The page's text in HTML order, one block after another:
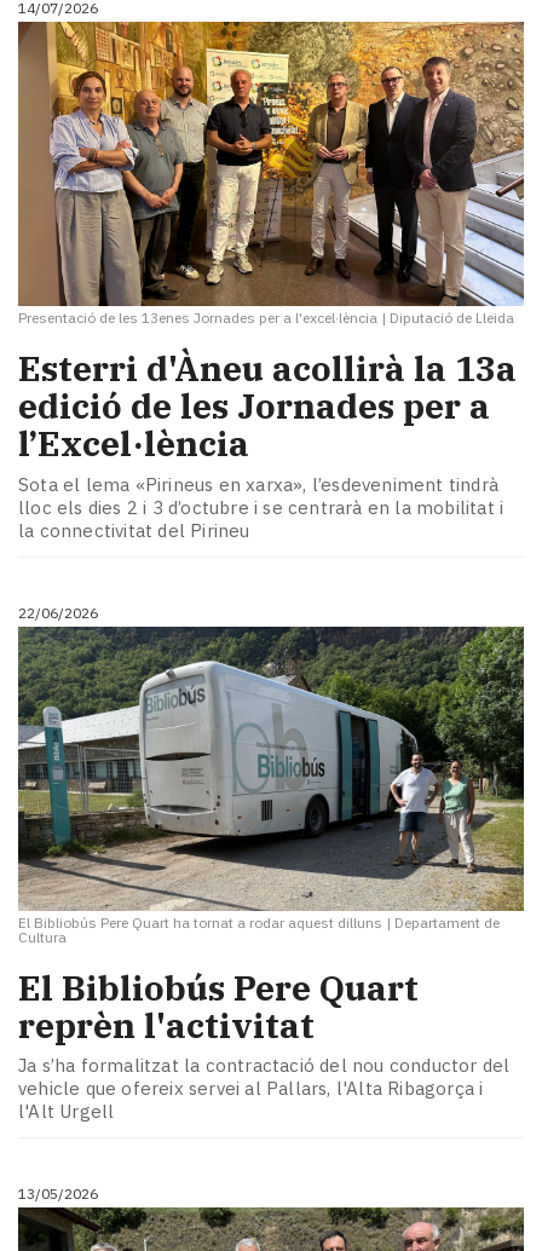
i
turisme
Cultura
Esports
Mai
tant!
TV
mitjans
temps
Reportatges
Entrevistes
Enquestes
A
escena!
Dis
la
teva!
newsletter
del
Pallars
Contingut
patrocinat
Lo
més
llegit...
Editorial
14/07/2026
Presentació de les 13enes Jornades per a l'excel·lència | Diputació de Lleida
Esterri d'Àneu acollirà la 13a
edició de les Jornades per a
l’Excel·lència
Sota el lema «Pirineus en xarxa», l’esdeveniment tindrà
lloc els dies 2 i 3 d’octubre i se centrarà en la mobilitat i
la connectivitat del Pirineu
22/06/2026
El Bibliobús Pere Quart ha tornat a rodar aquest dilluns | Departament de
Cultura
El Bibliobús Pere Quart
reprèn l'activitat
Ja s’ha formalitzat la contractació del nou conductor del
vehicle que ofereix servei al Pallars, l'Alta Ribagorça i
l'Alt Urgell
13/05/2026